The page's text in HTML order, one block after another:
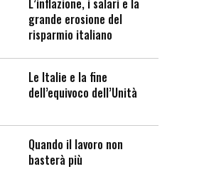
L’inflazione, i salari e la
grande erosione del
risparmio italiano
Le Italie e la fine
dell’equivoco dell’Unità
Quando il lavoro non
basterà più